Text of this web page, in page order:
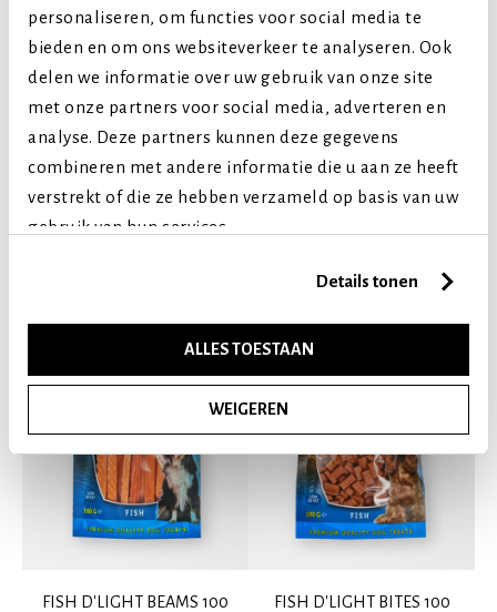
personaliseren, om functies voor social media te
bieden en om ons websiteverkeer te analyseren. Ook
delen we informatie over uw gebruik van onze site
met onze partners voor social media, adverteren en
analyse. Deze partners kunnen deze gegevens
combineren met andere informatie die u aan ze heeft
verstrekt of die ze hebben verzameld op basis van uw
gebruik van hun services.
Details tonen
ALLES TOESTAAN
WEIGEREN
Levensfase
Puppy (tot 1 jaar)
Volwassen (2-7 jaar)
Senior (8+ jaar)
Vergelijkbare producten
FISH D'LIGHT BEAMS 100
FISH D'LIGHT BITES 100